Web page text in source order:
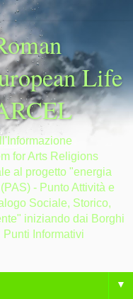
Life
for Arts Religions
al progetto "energia
- Punto Attività e
Sociale, Storico,
iniziando dai Borghi
Punti Informativi
▼